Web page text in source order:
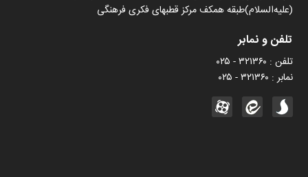
(علیه‌السلام)طبقه همکف مرکز قطبهای فکری فرهنگی
تلفن و نمابر
تلفن : ۳۲۱۳۶۰ - ۰۲۵
نمابر : ۳۲۱۳۶۰ - ۰۲۵